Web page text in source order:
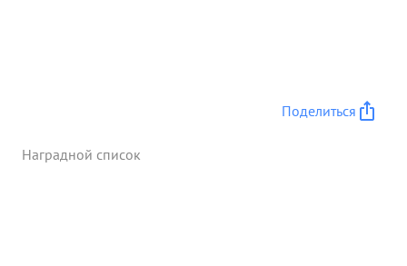
Поделиться
Наградной список